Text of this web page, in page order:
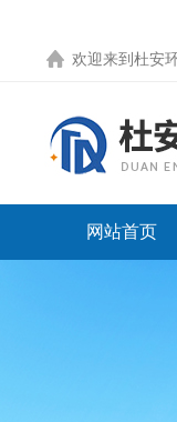
欢迎来到 杜安
网站首页